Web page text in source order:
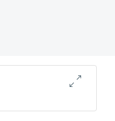
procedure